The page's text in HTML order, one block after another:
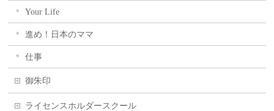
Your Life
進め！日本のママ
仕事
御朱印
ライセンスホルダースクール